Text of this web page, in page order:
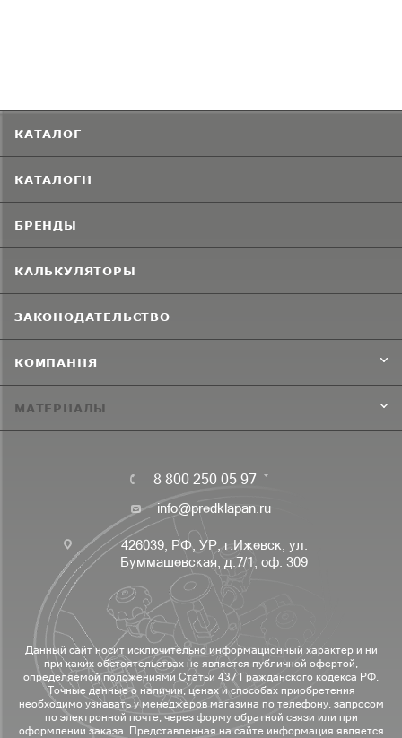
КАТАЛОГ
КАТАЛОГИ
БРЕНДЫ
КАЛЬКУЛЯТОРЫ
ЗАКОНОДАТЕЛЬСТВО
КОМПАНИЯ
МАТЕРИАЛЫ
8 800 250 05 97
info@predklapan.ru
426039, РФ, УР, г.Ижевск, ул.
Буммашевская, д.7/1, оф. 309
Данный сайт носит исключительно информационный характер и ни
при каких обстоятельствах не является публичной офертой,
определяемой положениями Статьи 437 Гражданского кодекса РФ.
Точные данные о наличии, ценах и способах приобретения
необходимо узнавать у менеджеров магазина по телефону, запросом
по электронной почте, через форму обратной связи или при
оформлении заказа. Представленная на сайте информация является